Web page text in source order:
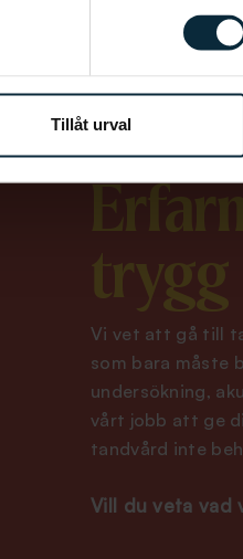
Tillåt urval
trygg
Vi vet att gå till
som bara måste
undersökning,
vårt jobb att ge
tandvård inte
Vill du veta vad